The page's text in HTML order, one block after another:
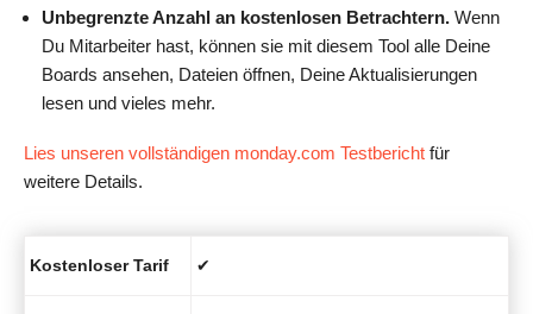
Unbegrenzte Anzahl an kostenlosen Betrachtern. Wenn
Du Mitarbeiter hast, können sie mit diesem Tool alle Deine
Boards ansehen, Dateien öffnen, Deine Aktualisierungen
lesen und vieles mehr.
Lies unseren vollständigen monday.com Testbericht für
weitere Details.
Kostenloser Tarif ✔